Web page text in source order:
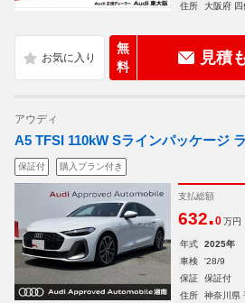
住所
大阪府 四
無
料
見積
アウディ
A5 TFSI 110kW Sラインパッケージ
保証付 購入プラン付き
支払総額
632.0 万円
年式 2025年
車検
'28/9
保証
保証付
住所
神奈川県